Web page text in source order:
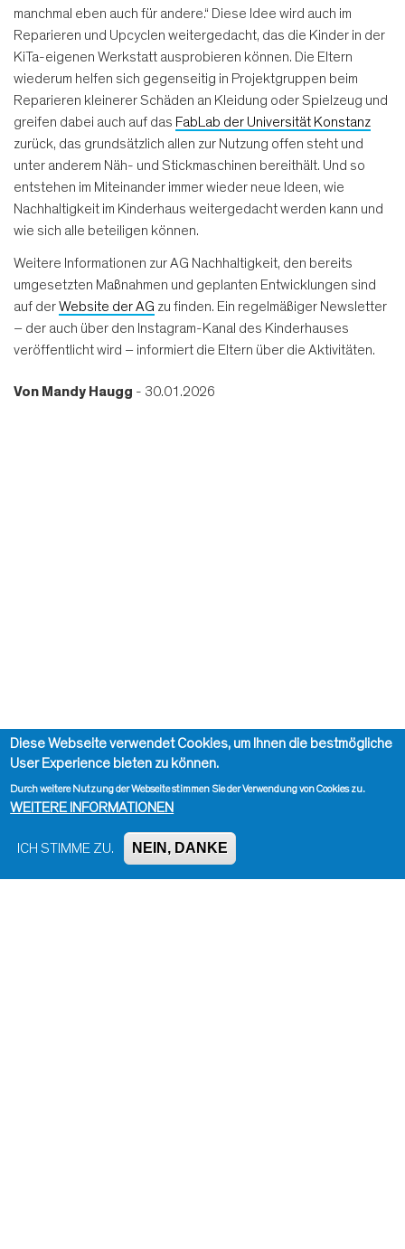
manchmal eben auch für andere.“ Diese Idee wird auch im
Reparieren und Upcyclen weitergedacht, das die Kinder in der
KiTa-eigenen Werkstatt ausprobieren können. Die Eltern
wiederum helfen sich gegenseitig in Projektgruppen beim
Reparieren kleinerer Schäden an Kleidung oder Spielzeug und
greifen dabei auch auf das FabLab der Universität Konstanz
zurück, das grundsätzlich allen zur Nutzung offen steht und
unter anderem Näh- und Stickmaschinen bereithält. Und so
entstehen im Miteinander immer wieder neue Ideen, wie
Nachhaltigkeit im Kinderhaus weitergedacht werden kann und
wie sich alle beteiligen können.
Weitere Informationen zur AG Nachhaltigkeit, den bereits
umgesetzten Maßnahmen und geplanten Entwicklungen sind
auf derWebsite der AG zu finden. Ein regelmäßiger Newsletter
– der auch über den Instagram-Kanal des Kinderhauses
veröffentlicht wird – informiert die Eltern über die Aktivitäten.
Von Mandy Haugg - 30.01.2026
Diese Webseite verwendet Cookies, um Ihnen die bestmögliche
User Experience bieten zu können.
Durch weitere Nutzung der Webseite stimmen Sie der Verwendung von Cookies zu.
WEITERE INFORMATIONEN
ICH STIMME ZU. NEIN, DANKE